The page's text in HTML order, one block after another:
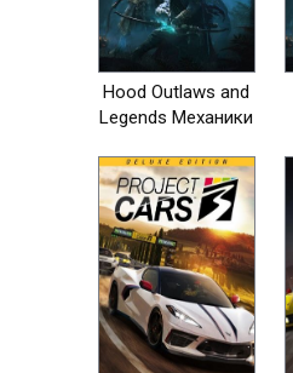
Hood Outlaws and
Legends Механики